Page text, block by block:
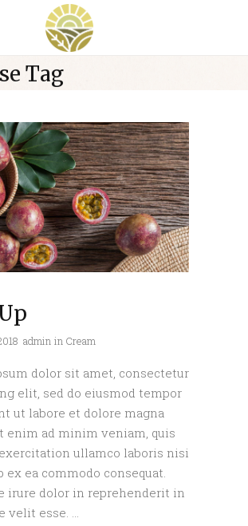
Tag
admin in Cream
dolor sit amet, consectetur
elit, sed do eiusmod tempor
ut labore et dolore magna
enim ad minim veniam, quis
ullamco laboris nisi
ex ea commodo consequat.
irure dolor in reprehenderit in
velit esse.